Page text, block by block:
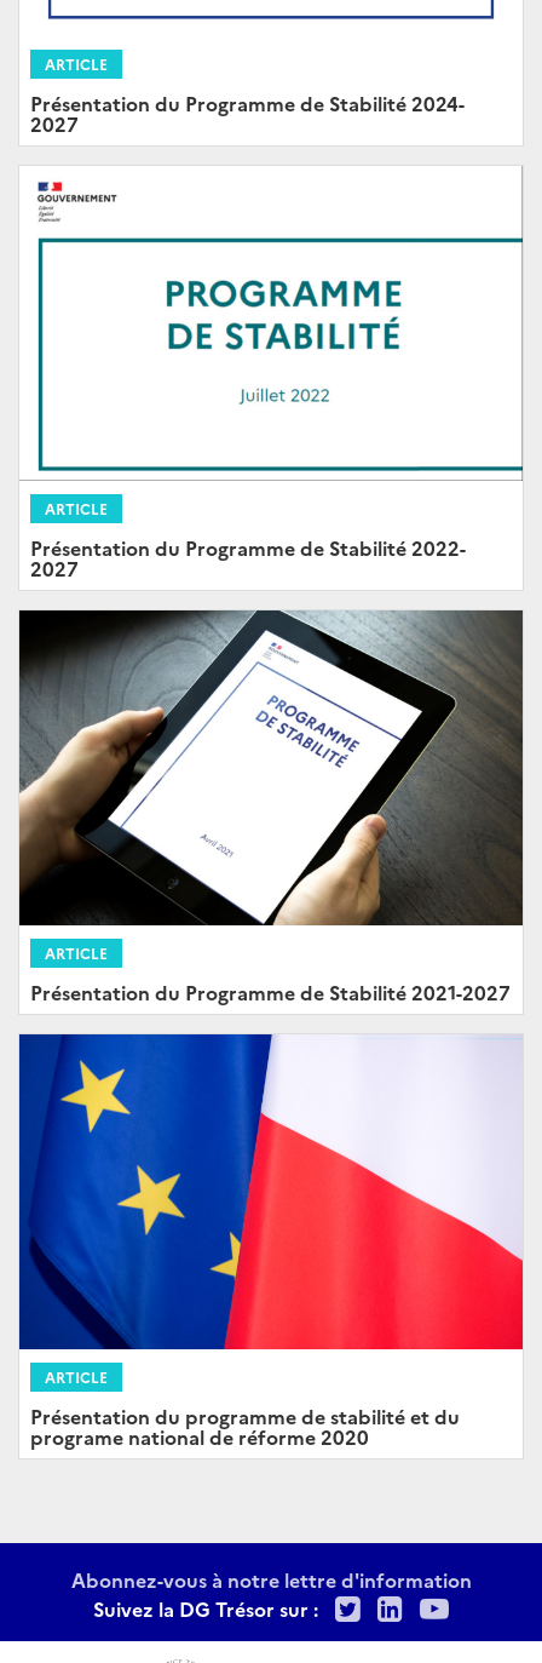
ARTICLE
Présentation du Programme de Stabilité 2024-
2027
ARTICLE
Présentation du Programme de Stabilité 2022-
2027
ARTICLE
Présentation du Programme de Stabilité 2021-2027
ARTICLE
Présentation du programme de stabilité et du
programe national de réforme 2020
Abonnez-vous à notre lettre d'information
Suivez la DG Trésor sur :
TwitterLinkedIn